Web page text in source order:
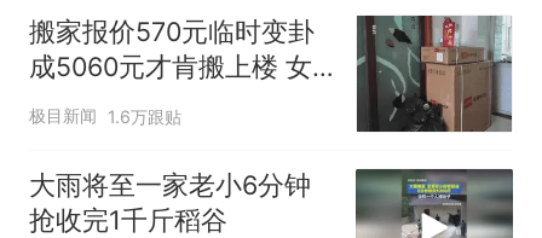
电力部门回应
热 那个在床头放菜刀的女孩，
因老师一句“跟我回家”改写了
人生
搬家报价570元临时变卦
成5060元才肯搬上楼 女
子傻眼
极目新闻 1.6万跟贴
大雨将至一家老小6分钟
抢收完1千斤稻谷